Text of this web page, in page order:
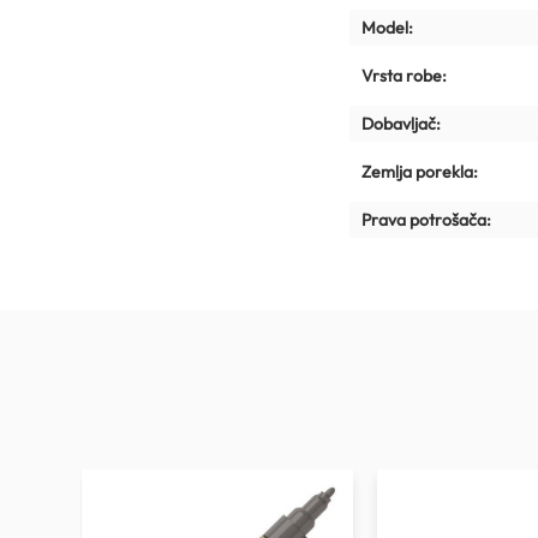
Model:
Vrsta robe:
Dobavljač:
Zemlja porekla:
Prava potrošača: